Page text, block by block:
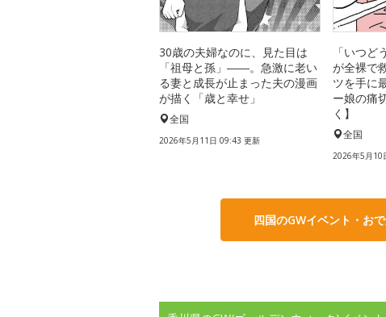
30歳の夫婦なのに、見た目は
「祖母と孫」――。急激に老い
る妻と成長が止まった夫の漫画
が描く「歳と幸せ」
全国
2026年5月11日 09:43 更新
「いつ
が全裸で
ツを手に
ー娘の痛
く】
全国
2026年5月10
四国のGWイベント・お